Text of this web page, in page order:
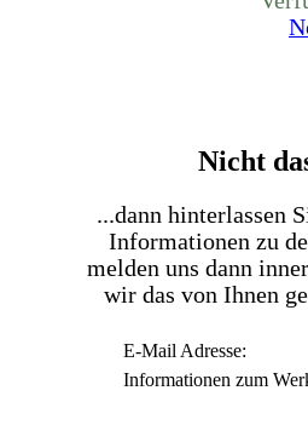
Nicht
...dann hinterlassen
Informationen zu
melden uns dann
wir das von Ihnen
E-Mail Adresse:
Informationen zum